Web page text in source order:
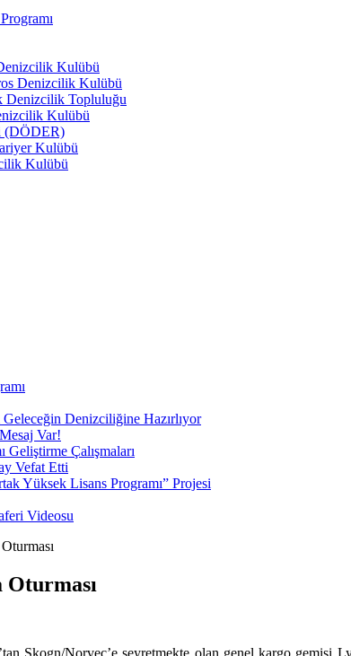
Kulübü
Denizcilik Kulübü
Denizcilik Topluluğu
Kulübü
(DÖDER)
Kulübü
Kulübü
Denizciliğine Hazırlıyor
Var!
Çalışmaları
Vefat Etti
Yüksek Lisans Programı” Projesi
Videosu
Skogn/Norveç’e seyretmekte olan genel kargo gemisi